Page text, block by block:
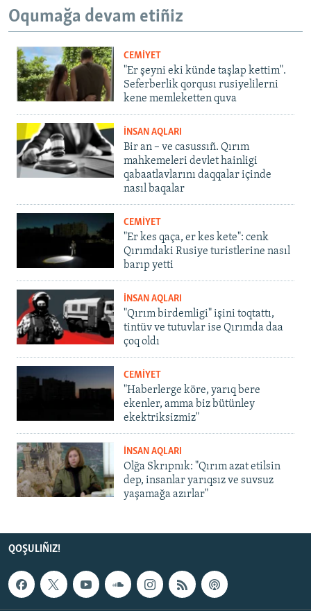
Oqumağa devam etiñiz
CEMİYET
"Er şeyni eki künde taşlap kettim".
Seferberlik qorqusı rusiyelilerni
kene memleketten quva
İNSAN AQLARI
Bir an – ve casussıñ. Qırım
mahkemeleri devlet hainligi
qabaatlavlarını daqqalar içinde
nasıl baqalar
CEMİYET
"Er kes qaça, er kes kete": cenk
Qırımdaki Rusiye turistlerine nasıl
barıp yetti
İNSAN AQLARI
"Qırım birdemligi" işini toqtattı,
tintüv ve tutuvlar ise Qırımda daa
çoq oldı
CEMİYET
"Haberlerge köre, yarıq bere
ekenler, amma biz bütünley
ekektriksizmiz"
İNSAN AQLARI
Olğa Skrıpnık: "Qırım azat etilsin
dep, insanlar yarıqsız ve suvsuz
yaşamağa azırlar"
QOŞULIÑIZ!